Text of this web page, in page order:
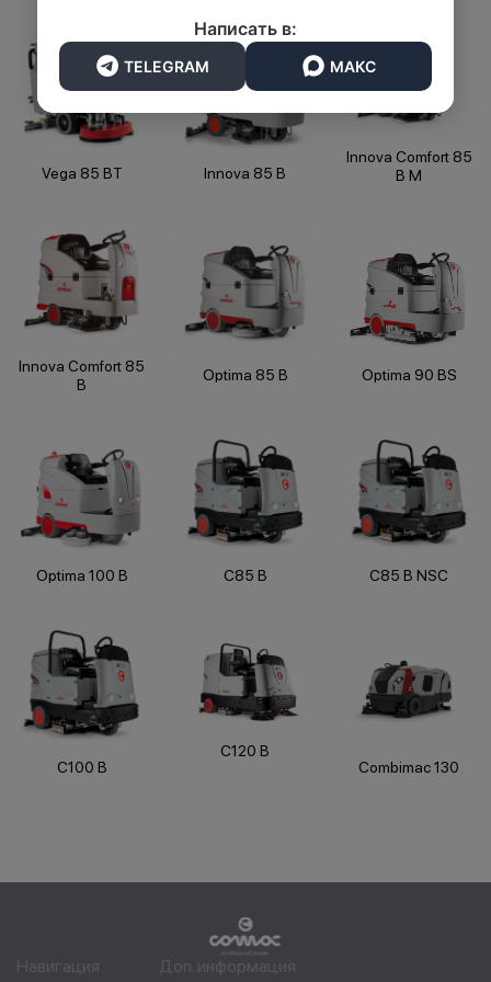
Vega 85 BT Innova 85 B
Innova Comfort 85
B M
Innova Comfort 85
B
Optima 85 B Optima 90 BS
Optima 100 B C85 B C85 B NSC
C100 B
C120 B
Combimac 130
Навигация Доп. информация
Написать в:
TELEGRAM МАКС